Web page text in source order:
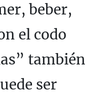
beber,
el codo
también
ser